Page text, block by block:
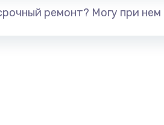
ремонт? Могу при нем